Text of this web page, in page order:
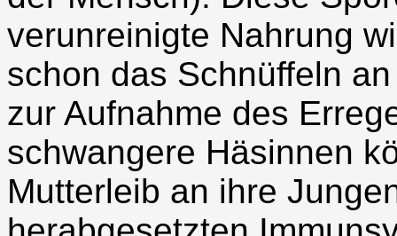
verunreinigte Nahrung
schon das Schnüffeln
zur Aufnahme des
schwangere Häsinnen
Mutterleib an ihre